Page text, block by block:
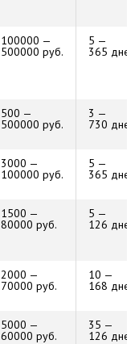
100000 —
500000 руб.
5 —
365 дней
500 —
500000 руб.
3 —
730 дней
3000 —
100000 руб.
5 —
365 дней
1500 —
80000 руб.
5 —
126 дней
2000 —
70000 руб.
10 —
168 дней
5000 —
60000 руб.
35 —
126 дней